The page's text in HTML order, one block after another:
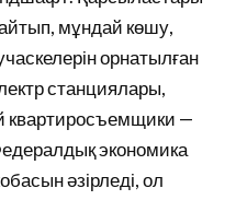
мұндай көшу,
орнатылған
станциялары,
квартиросъемщики —
экономика
әзірледі, ол